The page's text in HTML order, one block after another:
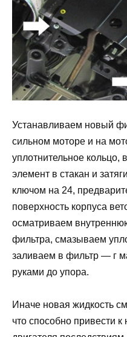
Устанавливаем новый
сильном моторе и на
уплотнительное
элемент в стакан и
ключом на 24,
поверхность корпуса
осматриваем
фильтра, смазываем
заливаем в фильтр — г
руками до упора.
Иначе новая жидкость
что способно привести